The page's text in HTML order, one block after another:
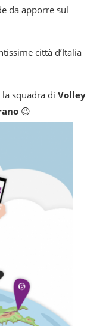
da apporre sul
città d’Italia
squadra di Volley
😉